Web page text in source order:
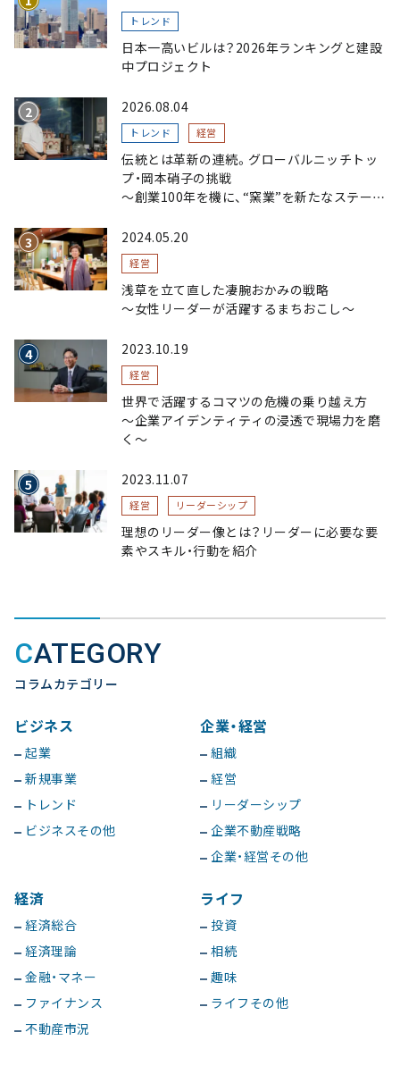
トレンド
日本一高いビルは？2026年ランキングと建設
中プロジェクト
2026.08.04
トレンド 経営
伝統とは革新の連続。グローバルニッチトッ
プ・岡本硝子の挑戦
～創業100年を機に、“窯業”を新たなステージ
略～
2024.05.20
経営
浅草を立て直した凄腕おかみの戦略
〜女性リーダーが活躍するまちおこし〜
2023.10.19
経営
世界で活躍するコマツの危機の乗り越え方
〜企業アイデンティティの浸透で現場力を磨
く〜
2023.11.07
経営 リーダーシップ
理想のリーダー像とは？リーダーに必要な要
素やスキル・行動を紹介
CATEGORY
コラムカテゴリー
ビジネス
起業
新規事業
トレンド
ビジネスその他
企業・経営
組織
経営
リーダーシップ
企業不動産戦略
企業・経営その他
経済
経済総合
経済理論
金融・マネー
ファイナンス
不動産市況
ライフ
投資
相続
趣味
ライフその他